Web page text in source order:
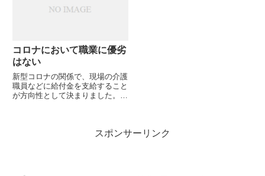
いった科目は、単に知識を詰め
コロナにおいて職業に優劣
はない
新型コロナの関係で、現場の介護
職員などに給付金を支給すること
が方向性として決まりました。感
出る、しかも職種問わずに出るとスポンサーリンク